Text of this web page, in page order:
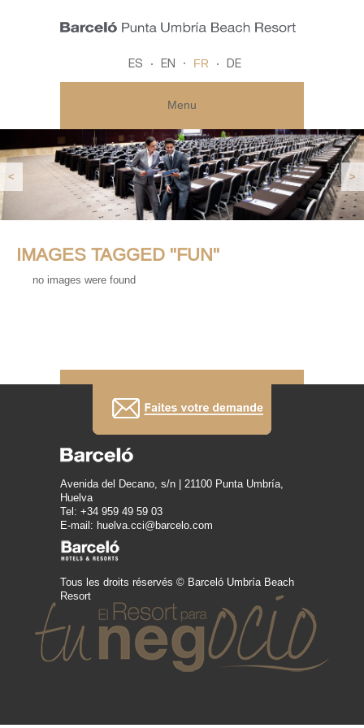
ES EN FR DE
Menu
< >
IMAGES TAGGED "FUN"
no images were found
Avenida del Decano, s/n | 21100 Punta Umbría,
Huelva
Tel: +34 959 49 59 03
E-mail: huelva.cci@barcelo.com
Tous les droits réservés © Barceló Umbría Beach
Resort